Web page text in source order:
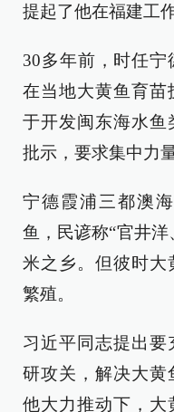
提起了他在福建工
30多年前，时任宁
在当地大黄鱼育苗
于开发闽东海水鱼
批示，要求集中力
宁德霞浦三都澳
鱼，民谚称“官井
米之乡。但彼时大
繁殖。
习近平同志提出要
研攻关，解决大黄
他大力推动下，大